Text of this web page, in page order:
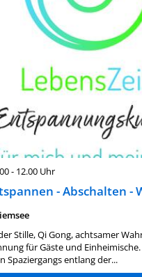
- 12.00 Uhr
- Abschalten -
Stille, Qi Gong, achtsamer
für Gäste und
Spaziergangs entlang der...